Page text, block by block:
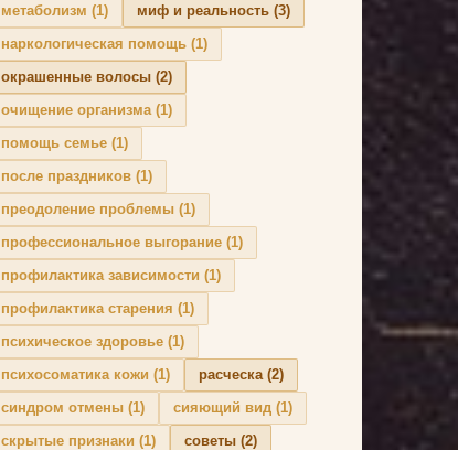
метаболизм (1) миф и реальность (3)
наркологическая помощь (1)
окрашенные волосы (2)
очищение организма(1)
помощь семье (1)
после праздников (1)
преодоление проблемы (1)
профессиональное выгорание (1)
профилактика зависимости (1)
профилактика старения (1)
психическое здоровье (1)
психосоматика кожи (1) расческа(2)
синдром отмены (1) сияющий вид (1)
скрытые признаки (1) советы (2)